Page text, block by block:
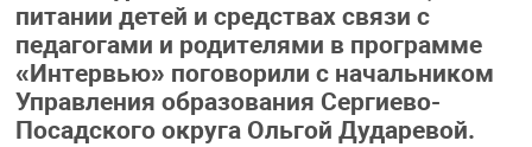
питании детей и средствах связи с
педагогами и родителями в программе
«Интервью» поговорили с начальником
Управления образования Сергиево-
Посадского округа Ольгой Дударевой.